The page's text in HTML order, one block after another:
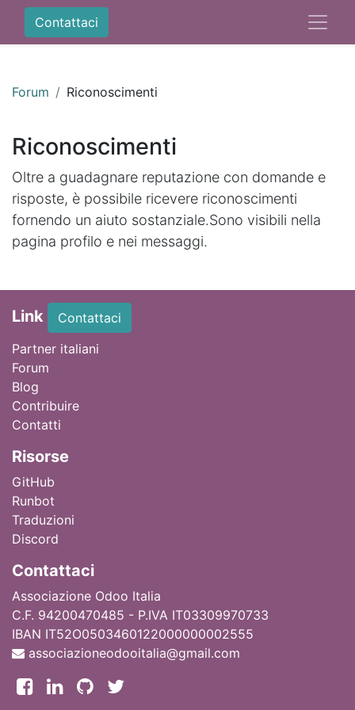
Contattaci
Forum Riconoscimenti
Riconoscimenti
Oltre a guadagnare reputazione con domande e
risposte, è possibile ricevere riconoscimenti
fornendo un aiuto sostanziale.Sono visibili nella
pagina profilo e nei messaggi.
Link
Contattaci
Partner italiani
Forum
Blog
Contribuire
Contatti
Risorse
GitHub
Runbot
Traduzioni
Discord
Contattaci
Associazione Odoo Italia
C.F. 94200470485 - P.IVA IT03309970733
IBAN IT52O0503460122000000002555
associazioneodooitalia@gmail.com